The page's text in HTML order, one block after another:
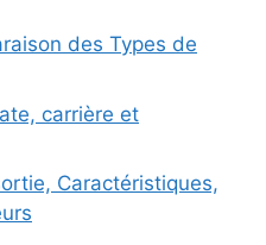
des Types de
carrière et
Caractéristiques,